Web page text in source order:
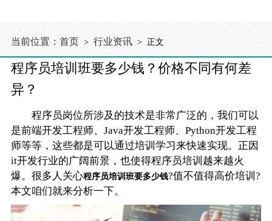
当前位置： 首页 > 行业资讯> 正文
程序员培训班要多少钱？价格不同有何差
异？
程序员岗位所涉及的技术是非常广泛的，我们可以
是前端开发工程师、Java开发工程师、Python开发工程
师等等，这些都是可以通过培训学习来快速实现。正因
it开发行业的广阔前景，也使得程序员培训越来越火
爆。很多人关心程序员培训班要多少钱?值不值得高价培训?
本文咱们就来分析一下。